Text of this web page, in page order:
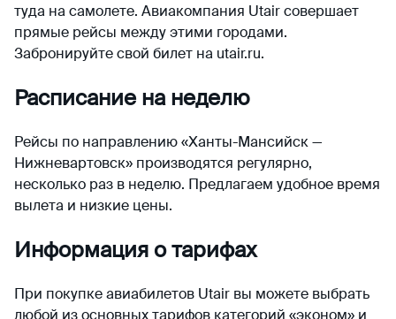
туда на самолете. Авиакомпания Utair совершает
прямые рейсы между этими городами.
Забронируйте свой билет на utair.ru.
Расписание на неделю
Рейсы по направлению «Ханты-Мансийск —
Нижневартовск» производятся регулярно,
несколько раз в неделю. Предлагаем удобное время
вылета и низкие цены.
Информация о тарифах
При покупке авиабилетов Utair вы можете выбрать
любой из основных тарифов категорий «эконом» и